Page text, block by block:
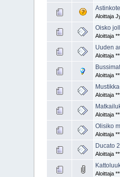
Aloittaja
Oisko
Aloittaja
Uuden
Aloittaja
Aloittaja
Aloittaja
Aloittaja
Olisiko
Aloittaja
Ducato
Aloittaja
Aloittaja